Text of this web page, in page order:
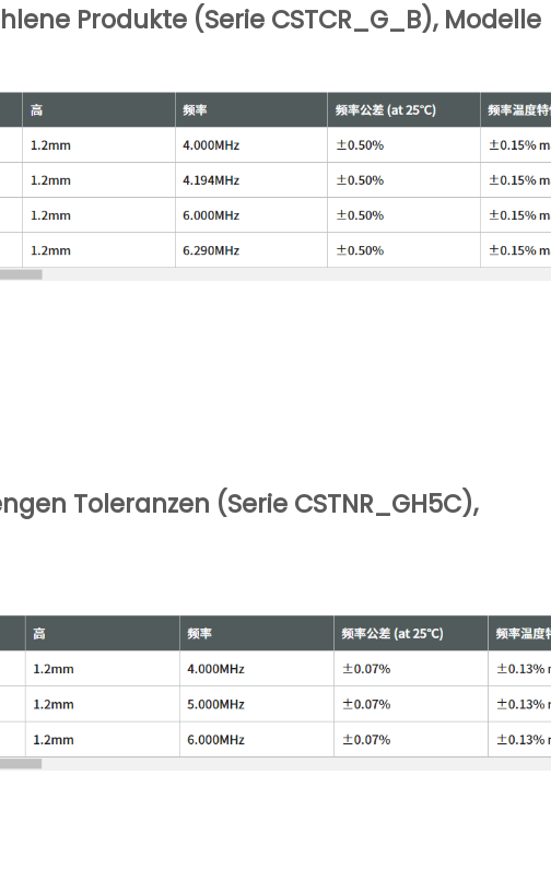
Produkte (Serie CSTCR_G_B), Modelle
Toleranzen (Serie CSTNR_GH5C),